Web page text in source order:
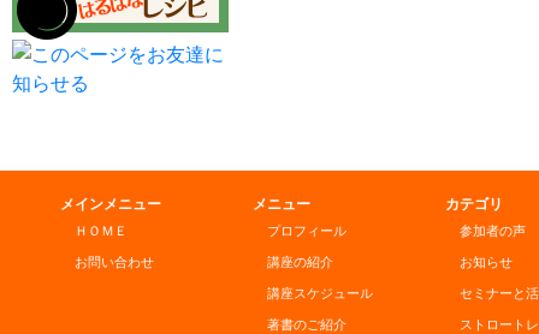
メインメニュー
ＨＯＭＥ
お問い合わせ
メニュー
プロフィール
講座の紹介
講座スケジュール
著書のご紹介
カテゴリ
参加者の声
お知らせ
セミナーと
ストロート